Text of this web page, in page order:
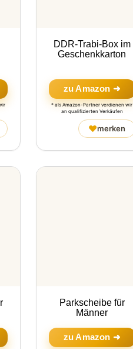
DDR-Trabi-Box im
Geschenkkarton
zu Amazon ➜
* als Amazon-Partner verdienen wir
an qualifizierten Verkäufen
♥merken
Parkscheibe für
Männer
zu Amazon ➜